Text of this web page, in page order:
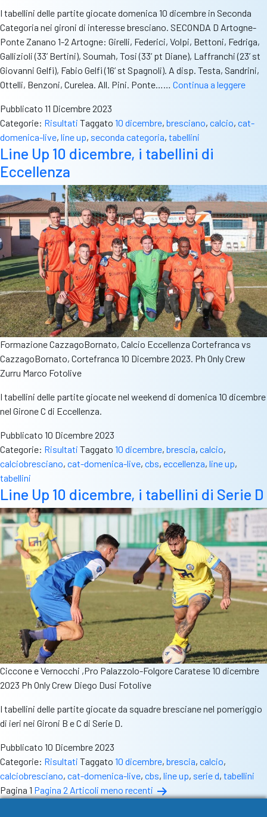
I tabellini delle partite giocate domenica 10 dicembre in Seconda
Categoria nei gironi di interesse bresciano. SECONDA D Artogne-
Ponte Zanano 1-2 Artogne: Girelli, Federici, Volpi, Bettoni, Fedriga,
Gallizioli (33’ Bertini), Soumah, Tosi (33’ pt Diane), Laffranchi (23’ st
Giovanni Gelfi), Fabio Gelfi (16’ st Spagnoli). A disp. Testa, Sandrini,
Ottelli, Benzoni, Curelea. All. Pini. Ponte…… Continua a leggereLine
Pubblicato 11 Dicembre 2023
Categorie: Risultati Taggato 10 dicembre, bresciano, calcio, cat-
domenica-live, line up, seconda categoria, tabellini
Line Up 10 dicembre, i tabellini di
Eccellenza
Formazione CazzagoBornato, Calcio Eccellenza Cortefranca vs
CazzagoBornato, Cortefranca 10 Dicembre 2023. Ph Only Crew
Zurru Marco Fotolive
I tabellini delle partite giocate nel weekend di domenica 10 dicembre
nel Girone C di Eccellenza.
Pubblicato 10 Dicembre 2023
Categorie: Risultati Taggato 10 dicembre, brescia, calcio,
calciobresciano, cat-domenica-live, cbs, eccellenza, line up,
tabellini
Line Up 10 dicembre, i tabellini di Serie D
Ciccone e Vernocchi ,Pro Palazzolo-Folgore Caratese 10 dicembre
2023 Ph Only Crew Diego Dusi Fotolive
I tabellini delle partite giocate da squadre bresciane nel pomeriggio
di ieri nei Gironi B e C di Serie D.
Pubblicato 10 Dicembre 2023
Categorie: Risultati Taggato 10 dicembre, brescia, calcio,
calciobresciano, cat-domenica-live, cbs, line up, serie d, tabellini
Paginazione
Pagina 1 Pagina 2 Articoli meno recenti